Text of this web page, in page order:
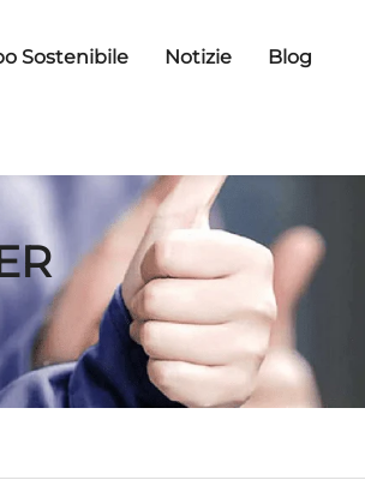
Sostenibile Notizie Blog